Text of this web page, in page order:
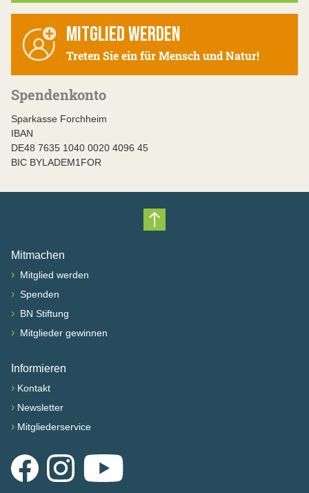
MITGLIED WERDEN
Treten Sie ein für Mensch und Natur!
Spendenkonto
Sparkasse Forchheim
IBAN
DE48 7635 1040 0020 4096 45
BIC BYLADEM1FOR
Nach oben scrollen
Mitmachen
› Mitglied werden
› Spenden
› BN Stiftung
› Mitglieder gewinnen
Informieren
› Kontakt
› Newsletter
› Mitgliederservice
FacebookInstagramYouTube